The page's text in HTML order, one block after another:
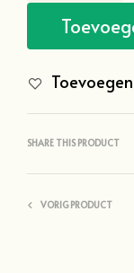
SHARE THIS PRODUCT
VORIG PRODUCT